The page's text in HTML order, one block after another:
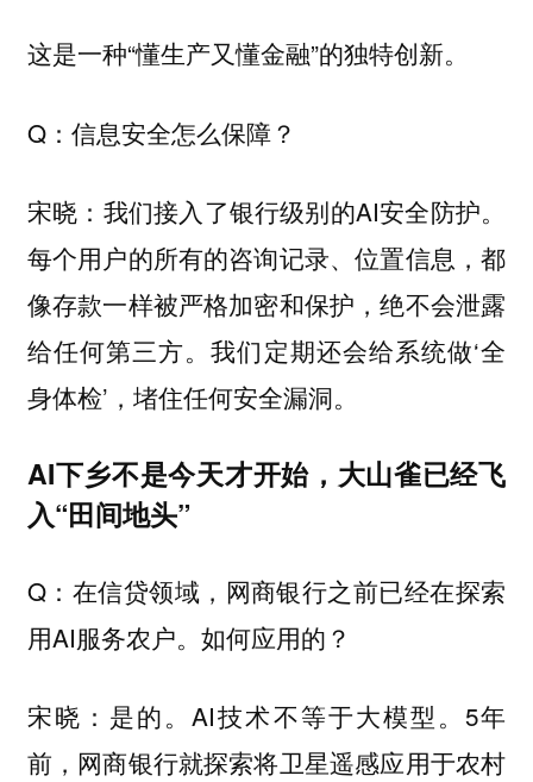
这是一种“懂生产又懂金融”的独特创新。
Q：信息安全怎么保障？
宋晓：我们接入了银行级别的AI安全防护。
每个用户的所有的咨询记录、位置信息，都
像存款一样被严格加密和保护，绝不会泄露
给任何第三方。我们定期还会给系统做‘全
身体检’，堵住任何安全漏洞。
AI下乡不是今天才开始，大山雀已经飞
入“田间地头”
Q：在信贷领域，网商银行之前已经在探索
用AI服务农户。如何应用的？
宋晓：是的。AI技术不等于大模型。5年
前，网商银行就探索将卫星遥感应用于农村